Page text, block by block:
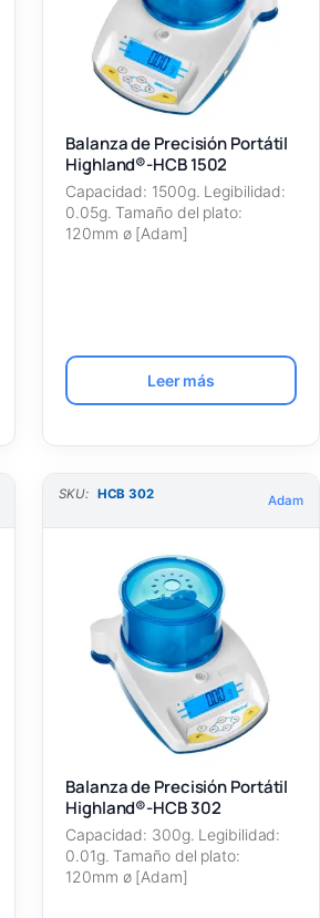
Balanza de Precisión Portátil
Highland®-HCB 1502
Capacidad: 1500g. Legibilidad:
0.05g. Tamaño del plato:
120mm ø [Adam]
Leer más
SKU: HCB 302 Adam
Balanza de Precisión Portátil
Highland®-HCB 302
Capacidad: 300g. Legibilidad:
0.01g. Tamaño del plato:
120mm ø [Adam]